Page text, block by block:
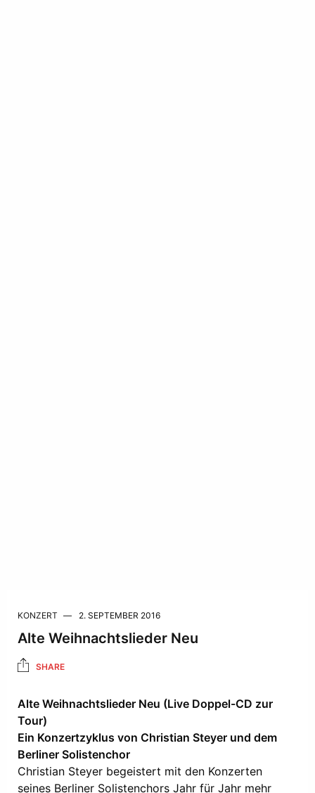
KONZERT 2. SEPTEMBER 2016
Alte Weihnachtslieder Neu
SHARE
Alte Weihnachtslieder Neu (Live Doppel-CD zur
Tour)
Ein Konzertzyklus von Christian Steyer und dem
Berliner Solistenchor
Christian Steyer begeistert mit den Konzerten
seines Berliner Solistenchors Jahr für Jahr mehr